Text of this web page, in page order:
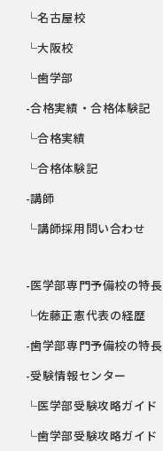
└名古屋校
└大阪校
└歯学部
-合格実績・合格体験記
└合格実績
└合格体験記
-講師
└講師採用問い合わせ
-医学部専門予備校の特長
└佐藤正憲代表の経歴
-歯学部専門予備校の特長
-受験情報センター
└医学部受験攻略ガイド
└歯学部受験攻略ガイド